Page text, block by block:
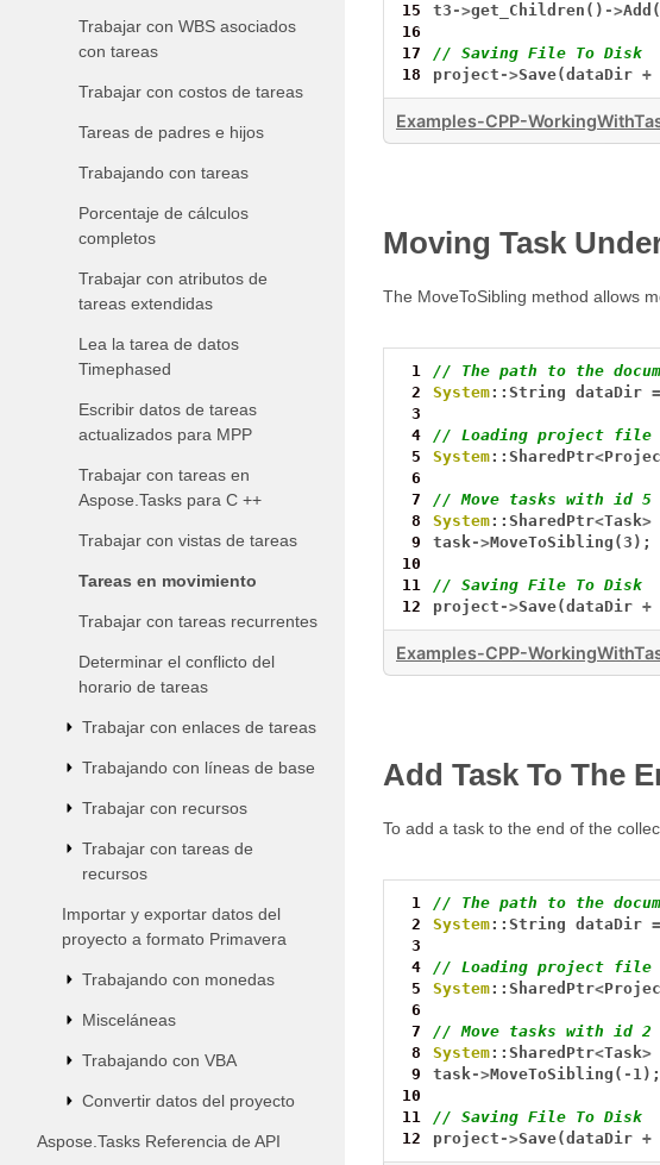
Trabajar con WBS asociados
con tareas
Trabajar con costos de tareas
Tareas de padres e hijos
Trabajando con tareas
Porcentaje de cálculos
completos
Trabajar con atributos de
tareas extendidas
Lea la tarea de datos
Timephased
Escribir datos de tareas
actualizados para MPP
Trabajar con tareas en
Aspose.Tasks para C ++
Trabajar con vistas de tareas
Tareas en movimiento
Trabajar con tareas recurrentes
Determinar el conflicto del
horario de tareas
Trabajar con enlaces de tareas
Trabajando con líneas de base
Trabajar con recursos
Trabajar con tareas de
recursos
Importar y exportar datos del
proyecto a formato Primavera
Trabajando con monedas
Misceláneas
Trabajando con VBA
Convertir datos del proyecto
Aspose.Tasks Referencia de API
15
t3 ->get_Children() ->
16
17
// Saving File To Disk
18
project ->Save(dataDir +
Examples-CPP-
Moving Task
The MoveToSibling method allows
1
// The path to the
2
System::String dataDir =
3
4
// Loading project file
5
System::SharedPtr<
6
7
// Move tasks with id
8
System::SharedPtr<Task>
9
task->MoveToSibling(3);
10
11
// Saving File To Disk
12
project ->Save(dataDir +
Examples-CPP-
Add Task To The
To add a task to the end of the
1
// The path to the
2
System::String dataDir =
3
4
// Loading project file
5
System::SharedPtr<
6
7
// Move tasks with id
8
System::SharedPtr<Task>
9
task->MoveToSibling( - 1);
10
11
// Saving File To Disk
12
project ->Save(dataDir +